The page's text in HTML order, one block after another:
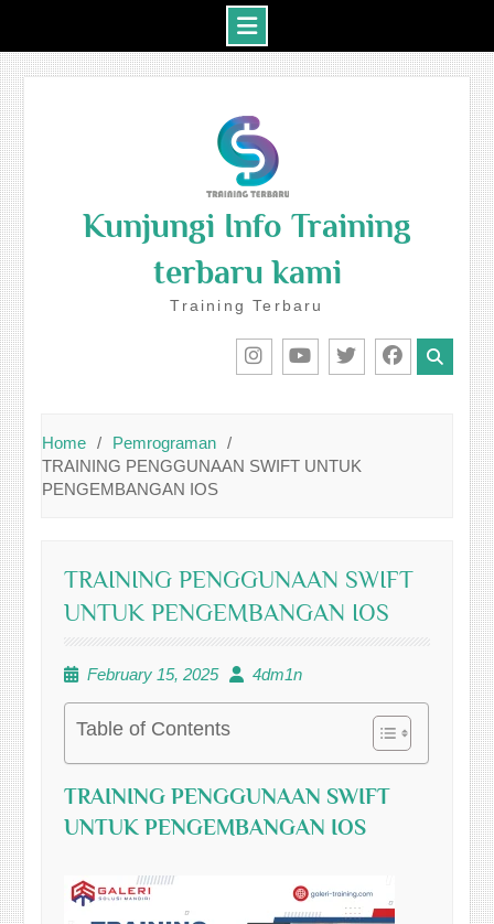
Kunjungi Info Training
terbaru kami
Training Terbaru
Home
Pemrograman
TRAINING PENGGUNAAN SWIFT UNTUK
PENGEMBANGAN IOS
TRAINING PENGGUNAAN SWIFT
UNTUK PENGEMBANGAN IOS
February 15, 2025 4dm1n
Table of Contents
TRAINING PENGGUNAAN SWIFT
UNTUK PENGEMBANGAN IOS